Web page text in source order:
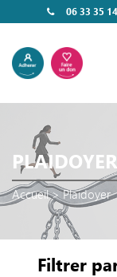
06 33 35
PLAIDOYER
Accueil>Plaidoyer
Filtrer